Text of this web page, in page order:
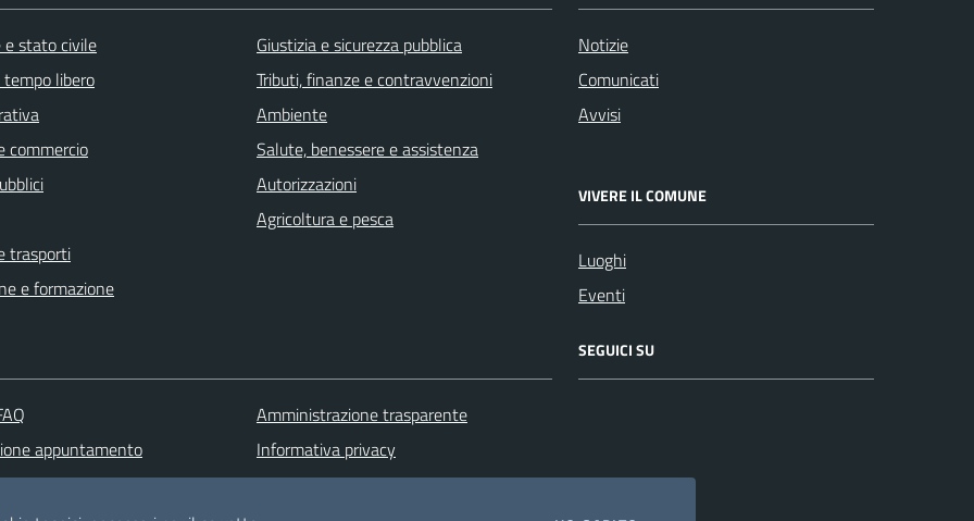
e stato civile
libero
commercio
trasporti
e formazione
Giustizia e sicurezza pubblica
Tributi, finanze e contravvenzioni
Ambiente
Salute, benessere e assistenza
Autorizzazioni
Agricoltura e pesca
Notizie
Comunicati
Avvisi
VIVERE IL COMUNE
Luoghi
Eventi
appuntamento
disservizio
Amministrazione trasparente
Informativa privacy
Note legali
SEGUICI SU